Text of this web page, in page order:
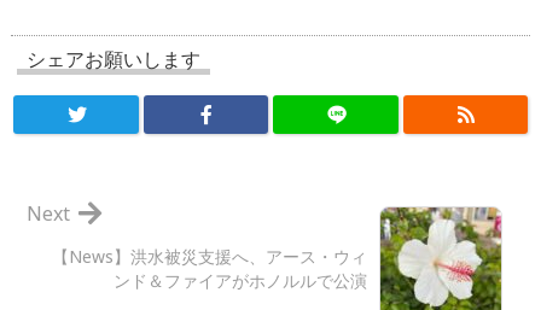
シェアお願いします
【News】洪水被災支援へ、アース・ウィ
ンド＆ファイアがホノルルで公演
Next